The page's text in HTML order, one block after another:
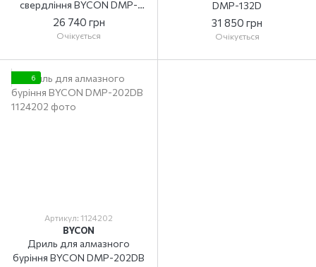
свердління BYCON DMP-
52D
26 740 грн
Очікується
DMP-132D
31 850 грн
Очікується
6
Артикул: 1124202
BYCON
Дриль для алмазного
буріння BYCON DMP-202DB